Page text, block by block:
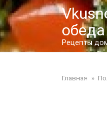
Перейти
к
контенту
Рецепты
Главная »